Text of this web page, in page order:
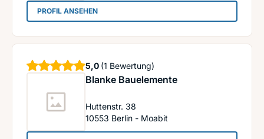
PROFIL ANSEHEN: SITEBAH GmbH
Blanke Bauelemente
Huttenstr. 38
10553 Berlin - Moabit
5,0 Sterne
(1 Bewertung)